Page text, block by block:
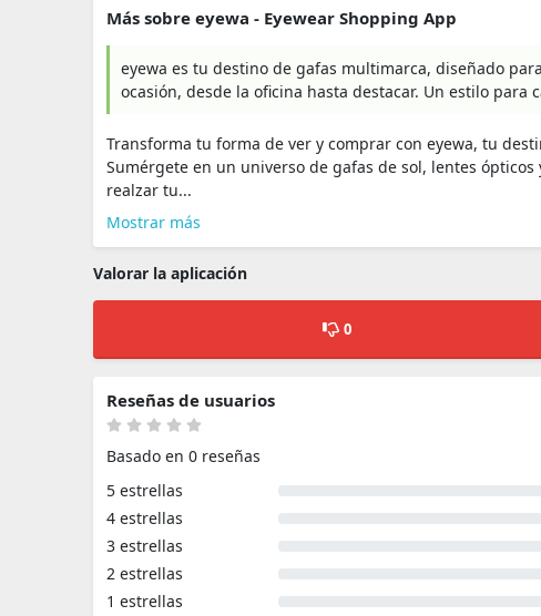
Más sobre eyewa - Eyewear Shopping App
eyewa es tu destino de gafas multimarca, diseñado
ocasión, desde la oficina hasta destacar. Un estilo para
Transforma tu forma de ver y comprar con eyewa, tu
Sumérgete en un universo de gafas de sol, lentes
realzar tu...
Mostrar más
Valorar la aplicación
0
Reseñas de usuarios
Basado en 0 reseñas
5 estrellas
4 estrellas
3 estrellas
2 estrellas
1 estrellas